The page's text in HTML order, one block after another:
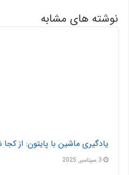
نوشته های مشابه
یادگیری ماشین با پایتون: از
3 سپتامبر, 2025